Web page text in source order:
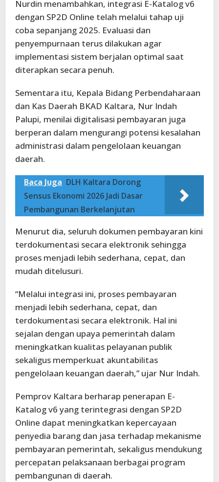
Nurdin menambahkan, integrasi E-Katalog v6
dengan SP2D Online telah melalui tahap uji
coba sepanjang 2025. Evaluasi dan
penyempurnaan terus dilakukan agar
implementasi sistem berjalan optimal saat
diterapkan secara penuh.
Sementara itu, Kepala Bidang Perbendaharaan
dan Kas Daerah BKAD Kaltara, Nur Indah
Palupi, menilai digitalisasi pembayaran juga
berperan dalam mengurangi potensi kesalahan
administrasi dalam pengelolaan keuangan
daerah.
Baca Juga DLH Kaltara Dorong
Sensus Ekonomi 2026 Jadi Dasar
Pembangunan Berkelanjutan
Menurut dia, seluruh dokumen pembayaran kini
terdokumentasi secara elektronik sehingga
proses menjadi lebih sederhana, cepat, dan
mudah ditelusuri.
“Melalui integrasi ini, proses pembayaran
menjadi lebih sederhana, cepat, dan
terdokumentasi secara elektronik. Hal ini
sejalan dengan upaya pemerintah dalam
meningkatkan kualitas pelayanan publik
sekaligus memperkuat akuntabilitas
pengelolaan keuangan daerah,” ujar Nur Indah.
Pemprov Kaltara berharap penerapan E-
Katalog v6 yang terintegrasi dengan SP2D
Online dapat meningkatkan kepercayaan
penyedia barang dan jasa terhadap mekanisme
pembayaran pemerintah, sekaligus mendukung
percepatan pelaksanaan berbagai program
pembangunan di daerah.